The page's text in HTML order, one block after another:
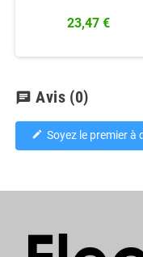
23,47 €
chat Avis (0)
edit Soyez le premier à